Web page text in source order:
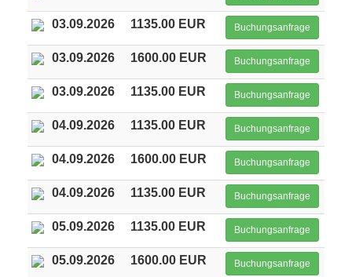
03.09.2026 1135.00 EUR Buchungsanfrage
03.09.2026 1600.00 EUR Buchungsanfrage
03.09.2026 1135.00 EUR Buchungsanfrage
04.09.2026 1135.00 EUR Buchungsanfrage
04.09.2026 1600.00 EUR Buchungsanfrage
04.09.2026 1135.00 EUR Buchungsanfrage
05.09.2026 1135.00 EUR Buchungsanfrage
05.09.2026 1600.00 EUR Buchungsanfrage